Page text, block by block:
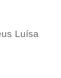
Luísa